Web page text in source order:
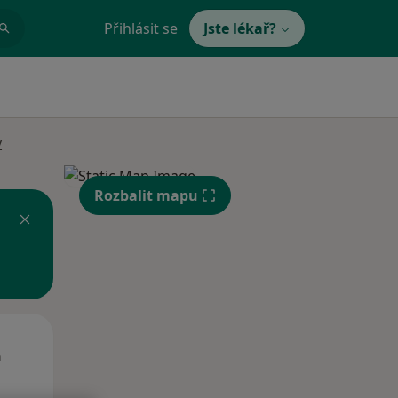
Přihlásit se Jste lékař?
Rozbalit mapu